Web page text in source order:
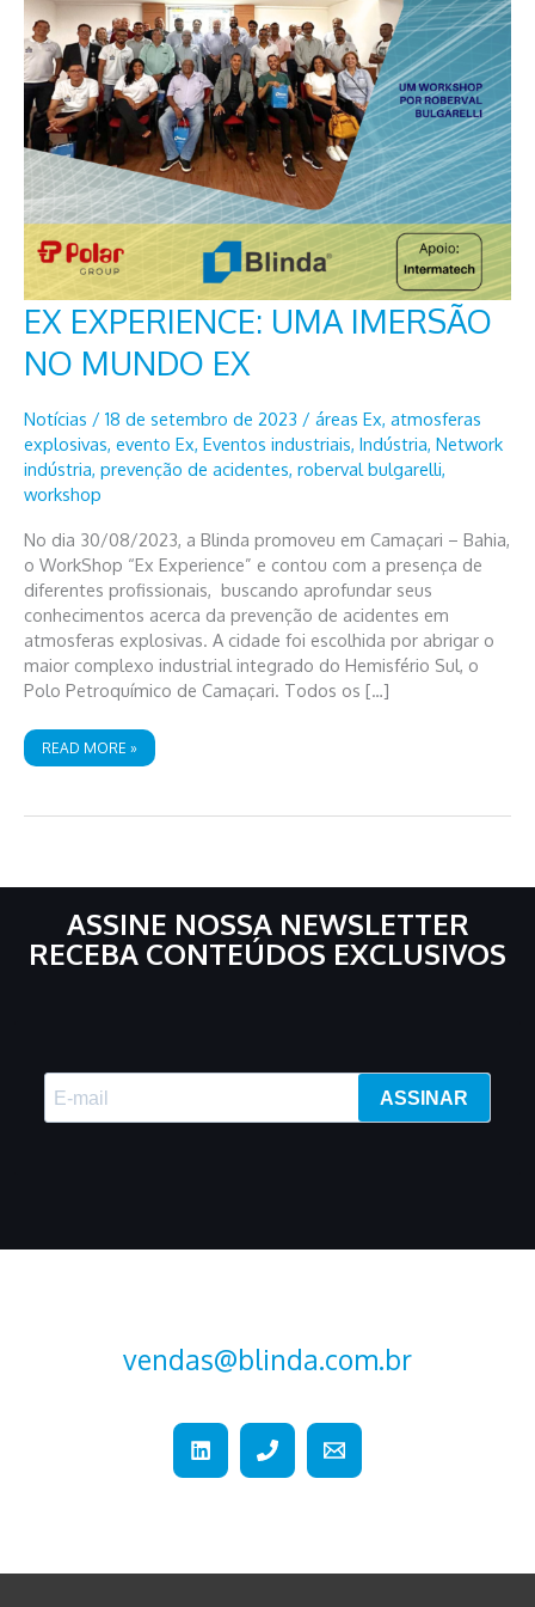
EX EXPERIENCE: UMA IMERSÃO
NO MUNDO EX
Notícias / 18 de setembro de 2023 / áreas Ex, atmosferas
explosivas, evento Ex, Eventos industriais, Indústria, Network
indústria, prevenção de acidentes, roberval bulgarelli,
workshop
No dia 30/08/2023, a Blinda promoveu em Camaçari – Bahia,
o WorkShop “Ex Experience” e contou com a presença de
diferentes profissionais, buscando aprofundar seus
conhecimentos acerca da prevenção de acidentes em
atmosferas explosivas. A cidade foi escolhida por abrigar o
maior complexo industrial integrado do Hemisfério Sul, o
Polo Petroquímico de Camaçari. Todos os […]
EX
MUNDO
READ MORE »
ASSINE NOSSA NEWSLETTER
RECEBA CONTEÚDOS EXCLUSIVOS
ASSINAR
vendas@blinda.com.br
+55 (15) 2107-2376